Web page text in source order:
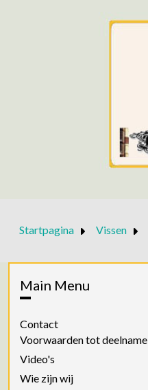
Startpagina Vissen
Main Menu
Contact
Voorwaarden tot deelname
Video's
Wie zijn wij